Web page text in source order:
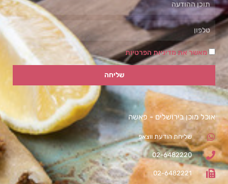
מאשר את מדיניות הפרטיות
שליחה
אוכל מוכן בירושלים - פאשה
שליחת הודעת ווצאפ
02-6482220
02-6482221